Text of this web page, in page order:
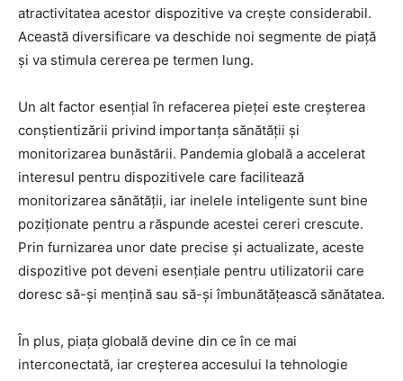
atractivitatea acestor dispozitive va crește considerabil.
Această diversificare va deschide noi segmente de piață
și va stimula cererea pe termen lung.
Un alt factor esențial în refacerea pieței este creșterea
conștientizării privind importanța sănătății și
monitorizarea bunăstării. Pandemia globală a accelerat
interesul pentru dispozitivele care facilitează
monitorizarea sănătății, iar inelele inteligente sunt bine
poziționate pentru a răspunde acestei cereri crescute.
Prin furnizarea unor date precise și actualizate, aceste
dispozitive pot deveni esențiale pentru utilizatorii care
doresc să-și mențină sau să-și îmbunătățească sănătatea.
În plus, piața globală devine din ce în ce mai
interconectată, iar creșterea accesului la tehnologie